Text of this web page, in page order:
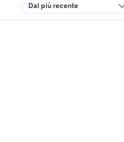
Dal più recente